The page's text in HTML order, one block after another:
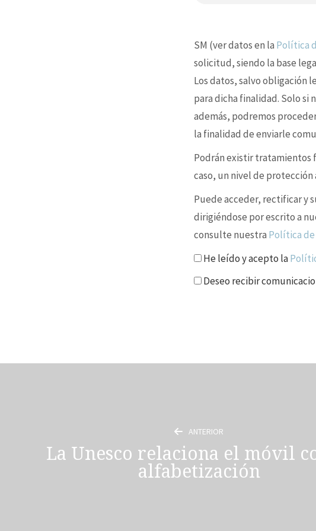
SM (ver datos en la Política
solicitud, siendo la base
Los datos, salvo obligación
para dicha finalidad. Solo si
además, podremos
la finalidad de enviarle
Podrán existir tratamientos
caso, un nivel de protección
Puede acceder, rectificar y
dirigiéndose por escrito a
consulte nuestra Política
He leído y acepto la
Deseo recibir
ANTERIOR
La Unesco relaciona el móvil
alfabetización